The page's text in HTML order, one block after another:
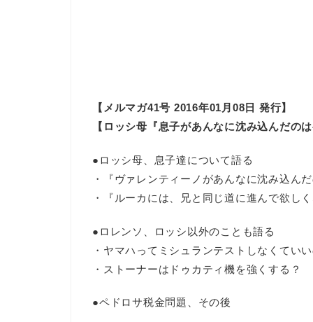
【メルマガ41号 2016年01月08日 発行】
【ロッシ母『息子があんなに沈み込んだの
●ロッシ母、息子達について語る
・『ヴァレンティーノがあんなに沈み込ん
・『ルーカには、兄と同じ道に進んで欲し
●ロレンソ、ロッシ以外のことも語る
・ヤマハってミシュランテストしなくてい
・ストーナーはドゥカティ機を強くする？
●ペドロサ税金問題、その後